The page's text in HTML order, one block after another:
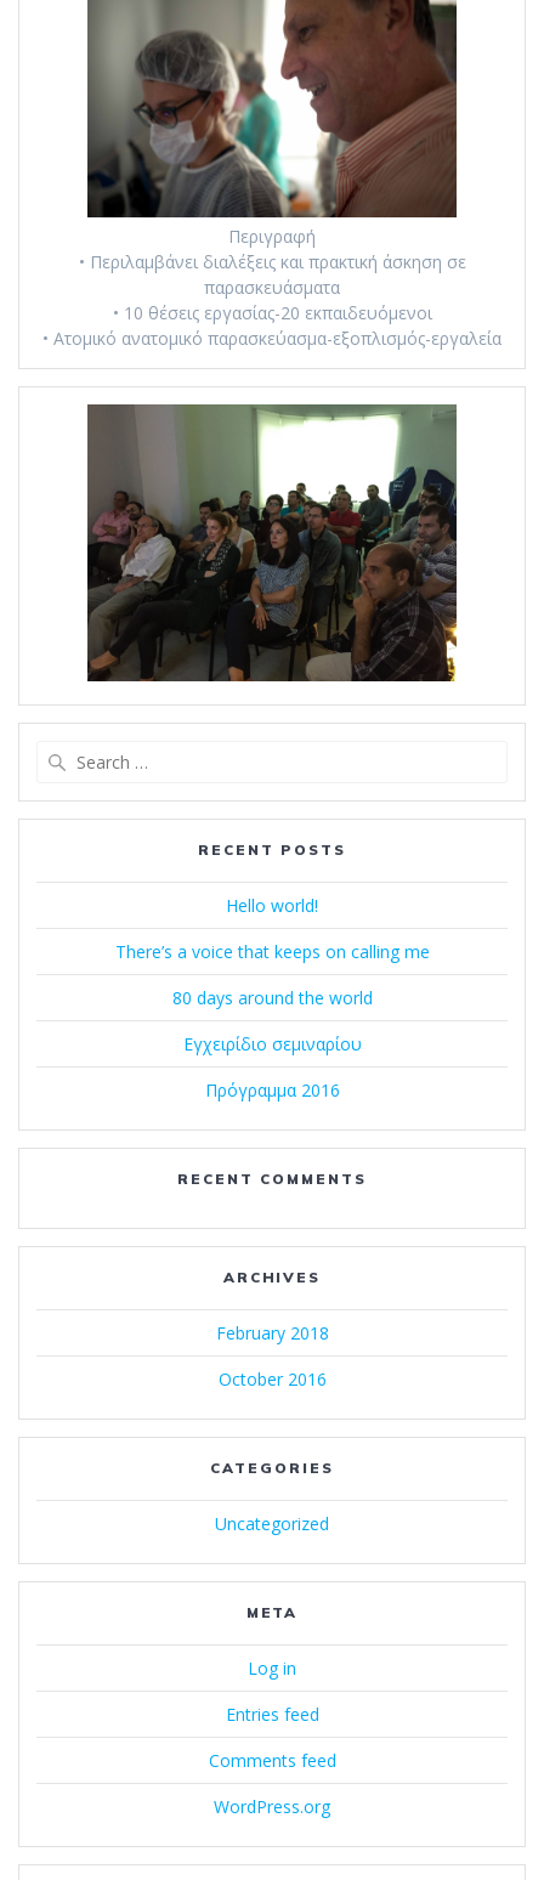
Περιγραφή
• Περιλαμβάνει διαλέξεις και πρακτική άσκηση σε
παρασκευάσματα
• 10 θέσεις εργασίας-20 εκπαιδευόμενοι
• Ατομικό ανατομικό παρασκεύασμα-εξοπλισμός-εργαλεία
RECENT POSTS
Hello world!
There’s a voice that keeps on calling me
80 days around the world
Εγχειρίδιο σεμιναρίου
Πρόγραμμα 2016
RECENT COMMENTS
ARCHIVES
February 2018
October 2016
CATEGORIES
Uncategorized
META
Log in
Entries feed
Comments feed
WordPress.org